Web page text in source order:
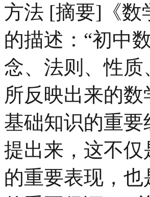
方法 [摘要]《数
的描述：“初中
念、法则、性
所反映出来的
基础知识的重
提出来，这不
的重要表现，